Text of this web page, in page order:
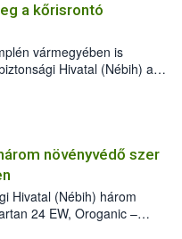
a kőrisrontó
vármegyében is
Hivatal (Nébih) a
jelenlétét. A
meg, de már fertőzött
a szlovák
megállítása érdekében.
növényvédő szer
Hivatal (Nébih) három
24 EW, Oroganic –
a szüretet követően,